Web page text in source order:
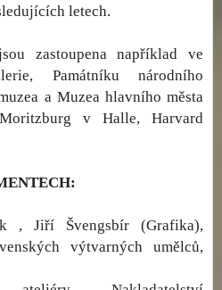
letech.
zastoupena například ve
Památníku národního
a Muzea hlavního města
v Halle, Harvard
, Jiří Švengsbír (Grafika),
výtvarných umělců,